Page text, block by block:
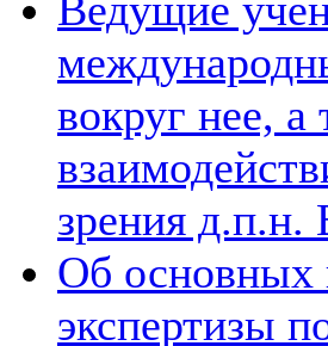
вокруг нее, а
зрения д.п.н.
Об основных
экспертизы